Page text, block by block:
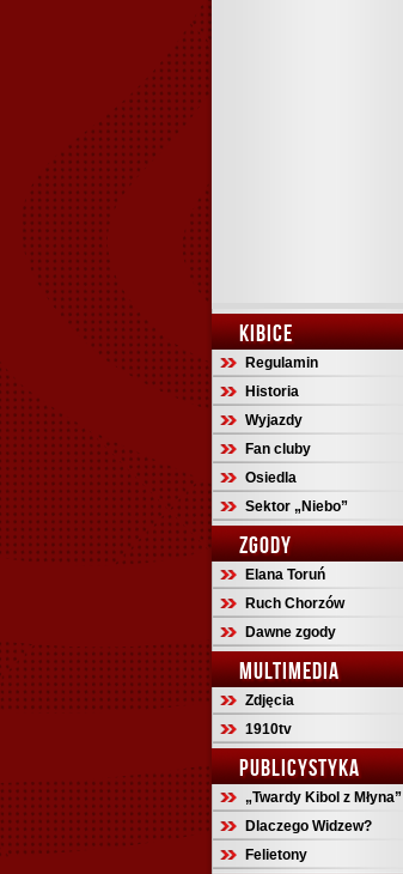
KIBICE
Regulamin
Historia
Wyjazdy
Fan cluby
Osiedla
Sektor „Niebo”
ZGODY
Elana Toruń
Ruch Chorzów
Dawne zgody
MULTIMEDIA
Zdjęcia
1910tv
PUBLICYSTYKA
„Twardy Kibol z Młyna”
Dlaczego Widzew?
Felietony